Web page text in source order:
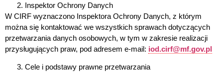
Inspektor Ochrony Danych
W CIRF wyznaczono Inspektora Ochrony Danych, z którym
można się kontaktować we wszystkich sprawach dotyczących
przetwarzania danych osobowych, w tym w zakresie realizacji
przysługujących praw, pod adresem e-mail: iod.cirf@mf.gov.pl
Cele i podstawy prawne przetwarzania